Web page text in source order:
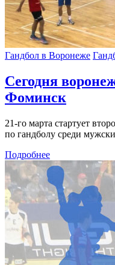
Гандбол в Воронеже
Сегодня
Фоминск
21-го марта стартует
по гандболу среди
Подробнее